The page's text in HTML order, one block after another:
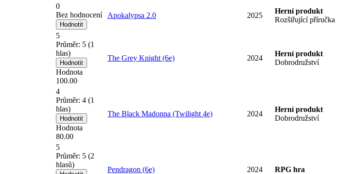
0
Bez hodnocení
Apokalypsa 2.0 2025
Herní produkt
Rozšiřující příručka
5
Průměr: 5 (1
hlas)
Hodnota
100.00
The Grey Knight (6e) 2024
Herní produkt
Dobrodružství
4
Průměr: 4 (1
hlas)
Hodnota
80.00
The Black Madonna (Twilight 4e) 2024
Herní produkt
Dobrodružství
5
Průměr: 5 (2
hlasů)
Pendragon (6e) 2024 RPG hra